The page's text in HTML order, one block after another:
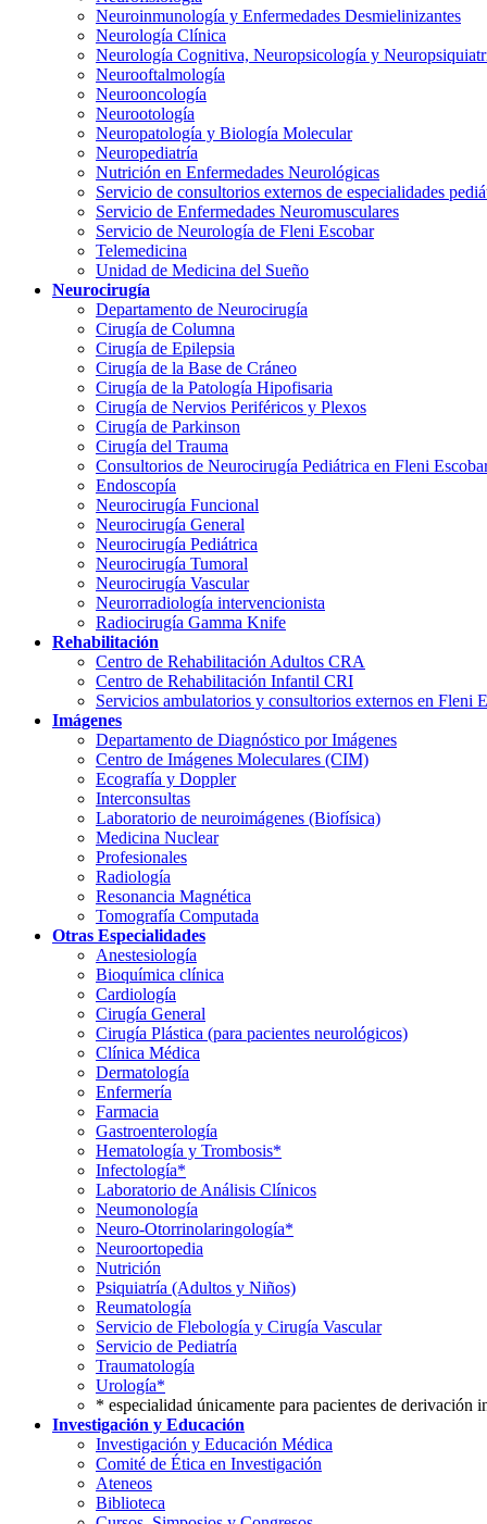
Neuroinmunología y Enfermedades Desmielinizantes
Neurología Clínica
Neurología Cognitiva, Neuropsicología y
Neurooftalmología
Neurooncología
Neurootología
Neuropatología y Biología Molecular
Neuropediatría
Nutrición en Enfermedades Neurológicas
Servicio de consultorios externos de especialidades
Servicio de Enfermedades Neuromusculares
Servicio de Neurología de Fleni Escobar
Telemedicina
Unidad de Medicina del Sueño
Neurocirugía
Departamento de Neurocirugía
Cirugía de Columna
Cirugía de Epilepsia
Cirugía de la Base de Cráneo
Cirugía de la Patología Hipofisaria
Cirugía de Nervios Periféricos y Plexos
Cirugía de Parkinson
Cirugía del Trauma
Consultorios de Neurocirugía Pediátrica en Fleni
Endoscopía
Neurocirugía Funcional
Neurocirugía General
Neurocirugía Pediátrica
Neurocirugía Tumoral
Neurocirugía Vascular
Neurorradiología intervencionista
Radiocirugía Gamma Knife
Rehabilitación
Centro de Rehabilitación Adultos CRA
Centro de Rehabilitación Infantil CRI
Servicios ambulatorios y consultorios externos en Fleni
Imágenes
Departamento de Diagnóstico por Imágenes
Centro de Imágenes Moleculares (CIM)
Ecografía y Doppler
Interconsultas
Laboratorio de neuroimágenes (Biofísica)
Medicina Nuclear
Profesionales
Radiología
Resonancia Magnética
Tomografía Computada
Otras Especialidades
Anestesiología
Bioquímica clínica
Cardiología
Cirugía General
Cirugía Plástica (para pacientes neurológicos)
Clínica Médica
Dermatología
Enfermería
Farmacia
Gastroenterología
Hematología y Trombosis*
Infectología*
Laboratorio de Análisis Clínicos
Neumonología
Neuro-Otorrinolaringología*
Neuroortopedia
Nutrición
Psiquiatría (Adultos y Niños)
Reumatología
Servicio de Flebología y Cirugía Vascular
Servicio de Pediatría
Traumatología
Urología*
* especialidad únicamente para pacientes de derivación
Investigación y Educación
Investigación y Educación Médica
Comité de Ética en Investigación
Ateneos
Biblioteca